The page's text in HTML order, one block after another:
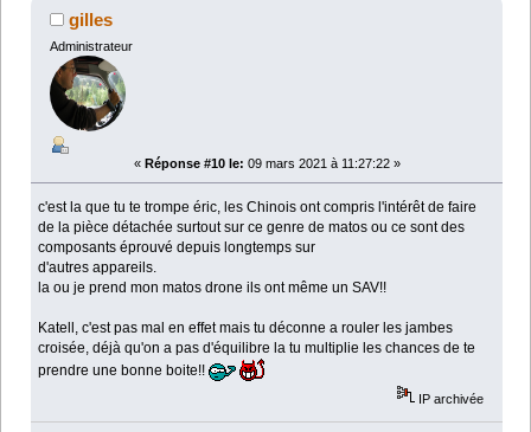
gilles
Administrateur
« Réponse #10 le: 09 mars 2021 à 11:27:22 »
c'est la que tu te trompe éric, les Chinois ont compris l'intérêt de faire
de la pièce détachée surtout sur ce genre de matos ou ce sont des
composants éprouvé depuis longtemps sur
d'autres appareils.
la ou je prend mon matos drone ils ont même un SAV!!
Katell, c'est pas mal en effet mais tu déconne a rouler les jambes
croisée, déjà qu'on a pas d'équilibre la tu multiplie les chances de te
prendre une bonne boite!!
IP archivée